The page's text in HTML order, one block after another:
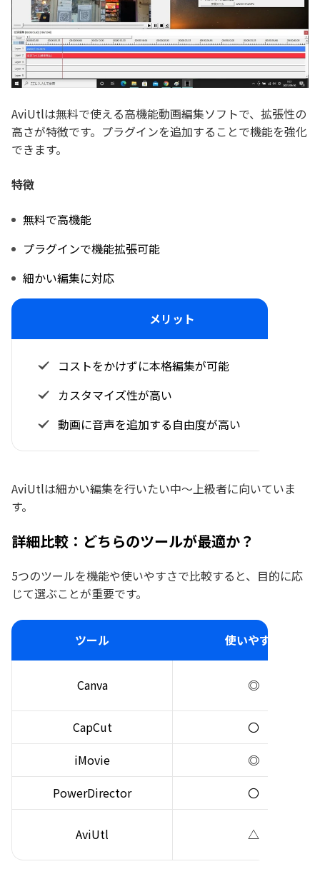
AviUtlは無料で使える高機能動画編集ソフトで、拡張性の
高さが特徴です。プラグインを追加することで機能を強化
できます。
特徴
無料で高機能
プラグインで機能拡張可能
細かい編集に対応
メリット
コストをかけずに本格編集が可能
カスタマイズ性が高い
動画に音声を追加する自由度が高い
AviUtlは細かい編集を行いたい中〜上級者に向いていま
す。
詳細比較：どちらのツールが最適か？
5つのツールを機能や使いやすさで比較すると、目的に応
じて選ぶことが重要です。
ツール 使いやすさ
Canva ◎
CapCut
〇
iMovie
◎
PowerDirector
〇
AviUtl △